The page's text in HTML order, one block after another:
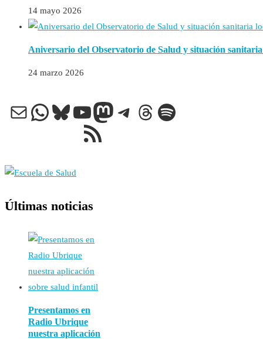
14 mayo 2026
Aniversario del Observatorio de Salud y situación
24 marzo 2026
Correo electrónico
WhatsApp
Bluesky
YouTube
Mastodon
Telegram
Threads
Spotify
Feed RSS
Últimas noticias
Presentamos en
Radio Ubrique
nuestra aplicación